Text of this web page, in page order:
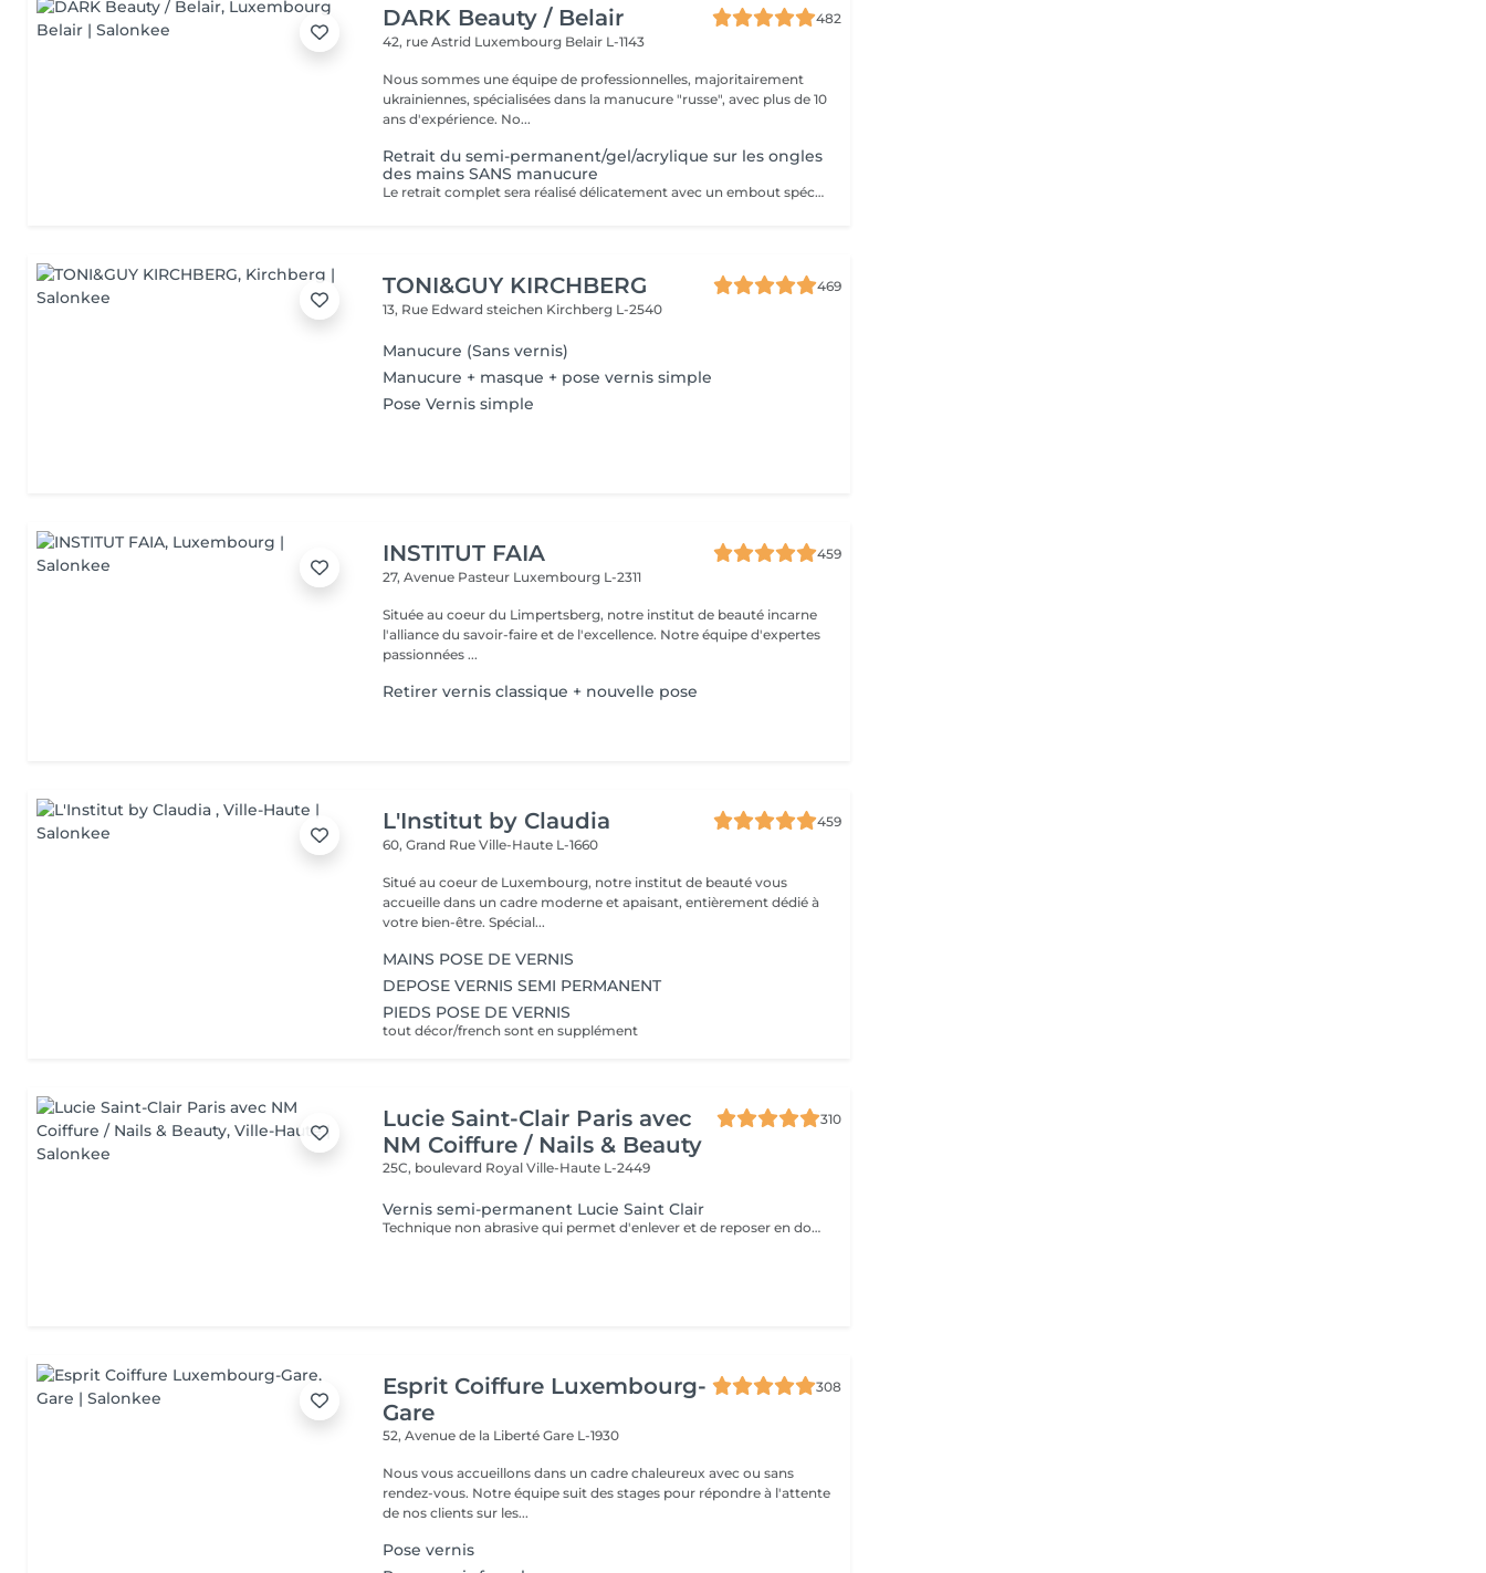
DARK Beauty / Belair
482
42, rue Astrid Luxembourg Belair L-1143
Nous sommes une équipe de professionnelles, majoritairement
ukrainiennes, spécialisées dans la manucure "russe", avec plus de 10
ans d'expérience. No...
Retrait du semi-permanent/gel/acrylique sur les ongles
des mains SANS manucure
Le retrait complet sera réalisé délicatement avec un embout spécial de ponceuse à ongles. Inclus dans la prestation : Façonner et limer les ongles.
TONI&GUY KIRCHBERG
469
13, Rue Edward steichen Kirchberg L-2540
Manucure (Sans vernis)
Manucure + masque + pose vernis simple
Pose Vernis simple
INSTITUT FAIA
459
27, Avenue Pasteur Luxembourg L-2311
Située au coeur du Limpertsberg, notre institut de beauté incarne
l'alliance du savoir-faire et de l'excellence. Notre équipe d'expertes
passionnées ...
Retirer vernis classique + nouvelle pose
L'Institut by Claudia
459
60, Grand RueVille-Haute L-1660
Situé au coeur de Luxembourg, notre institut de beauté vous
accueille dans un cadre moderne et apaisant, entièrement dédié à
votre bien-être. Spécial...
MAINS POSE DE VERNIS
DEPOSE VERNIS SEMI PERMANENT
PIEDS POSE DE VERNIS
tout décor/french sont en supplément
Lucie Saint-Clair Paris avec
NM Coiffure / Nails & Beauty
310
25C, boulevard RoyalVille-Haute L-2449
Vernis semi-permanent Lucie Saint Clair
Technique non abrasive qui permet d'enlever et de reposer en douceur votre semi-permanent. Tenue ,brillance impeccable
Esprit Coiffure Luxembourg-
Gare
308
52, Avenue de la LibertéGare L-1930
Nous vous accueillons dans un cadre chaleureux avec ou sans
rendez-vous. Notre équipe suit des stages pour répondre à l'attente
de nos clients sur les...
Pose vernis